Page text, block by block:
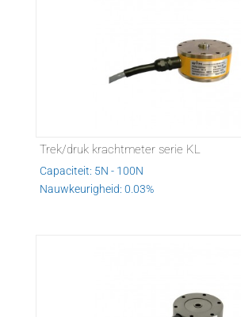
Trek/druk krachtmeter serie KL
Capaciteit: 5N - 100N
Nauwkeurigheid: 0.03%